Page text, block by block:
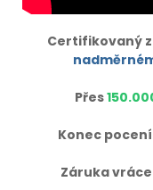
Certifikovaný
Přes
Konec pocení
Záruka